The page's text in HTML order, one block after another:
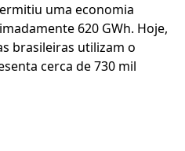
uma economia
620 GWh. Hoje,
brasileiras utilizam o
cerca de 730 mil